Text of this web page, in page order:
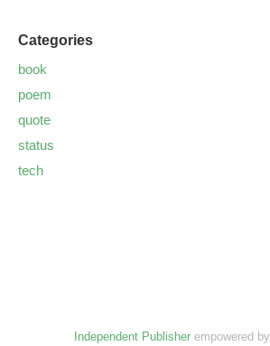
Categories
book
poem
quote
status
tech
Independent Publisherempowered by